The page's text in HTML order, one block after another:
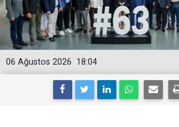
18:04
06 Ağustos 2026